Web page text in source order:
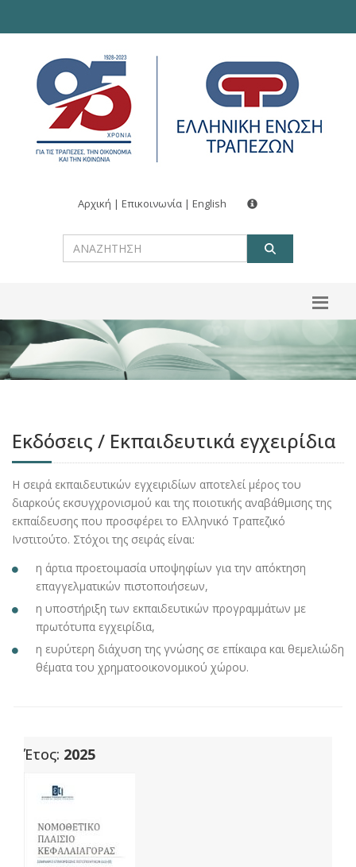
Αρχική | Επικοινωνία | English
Εκδόσεις / Εκπαιδευτικά εγχειρίδια
H σειρά εκπαιδευτικών εγχειριδίων αποτελεί μέρος του
διαρκούς εκσυγχρονισμού και της ποιοτικής αναβάθμισης της
εκπαίδευσης που προσφέρει το Ελληνικό Τραπεζικό
Ινστιτούτο. Στόχοι της σειράς είναι:
η άρτια προετοιμασία υποψηφίων για την απόκτηση
επαγγελματικών πιστοποιήσεων,
η υποστήριξη των εκπαιδευτικών προγραμμάτων με
πρωτότυπα εγχειρίδια,
η ευρύτερη διάχυση της γνώσης σε επίκαιρα και θεμελιώδη
θέματα του χρηματοοικονομικού χώρου.
Έτος: 2025